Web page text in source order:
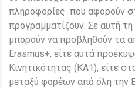
πληροφορίες που αφορούν
προγραμματίζουν. Σε αυτή
μπορούν να προβληθούν τα
Erasmus+, είτε αυτά
Κινητικότητας (ΚΑ1), είτε
μεταξύ φορέων από όλη την